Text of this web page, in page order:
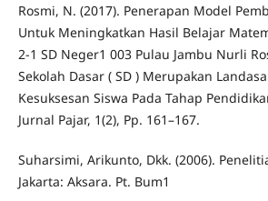
Rosmi, N. (2017). Penerapan Model
Untuk Meningkatkan Hasil Belajar
2-1 SD Neger1 003 Pulau Jambu Nurli
Sekolah Dasar ( SD ) Merupakan
Kesuksesan Siswa Pada Tahap
Jurnal Pajar, 1(2), Pp. 161–167.
Suharsimi, Arikunto, Dkk. (2006).
Jakarta: Aksara. Pt. Bum1